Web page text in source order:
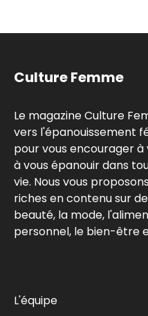
Culture Femme
Le magazine Culture
vers l'épanouissement
pour vous encourager
à vous épanouir dans
vie. Nous vous
riches en contenu sur
beauté, la mode,
personnel, le bien-être
L'équipe